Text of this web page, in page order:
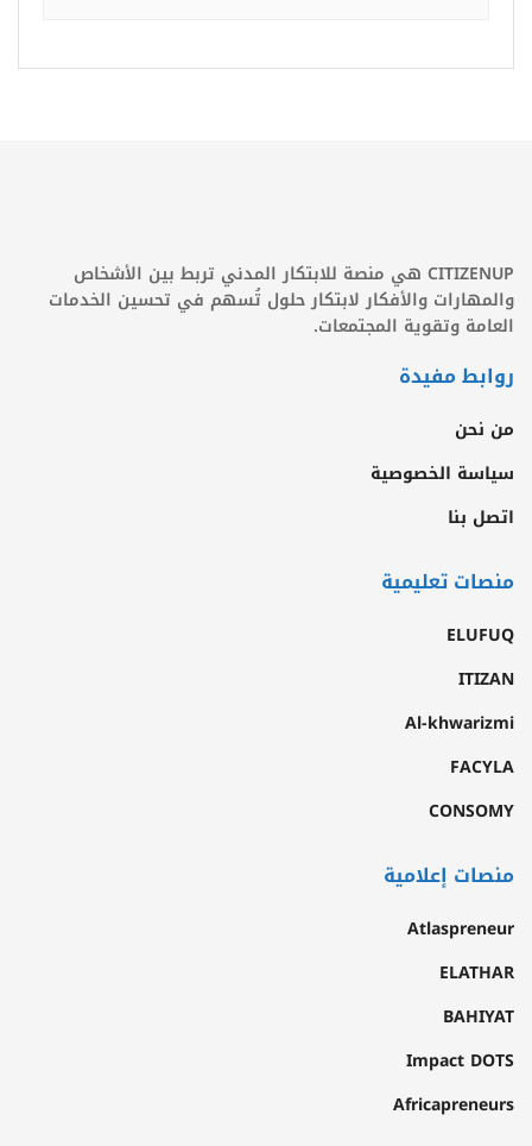
CITIZENUP هي منصة للابتكار المدني تربط بين الأشخاص
والمهارات والأفكار لابتكار حلول تُسهم في تحسين الخدمات
العامة وتقوية المجتمعات.
روابط مفيدة
من نحن
سياسة الخصوصية
اتصل بنا
منصات تعليمية
ELUFUQ
ITIZAN
Al-khwarizmi
FACYLA
CONSOMY
منصات إعلامية
Atlaspreneur
ELATHAR
BAHIYAT
Impact DOTS
Africapreneurs